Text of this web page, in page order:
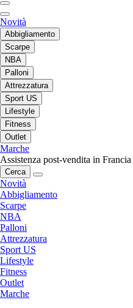
Novità
Abbigliamento
Scarpe
NBA
Palloni
Attrezzatura
Sport US
Lifestyle
Fitness
Outlet
Marche
Assistenza post-vendita in Francia
Cerca
Novità
Abbigliamento
Scarpe
NBA
Palloni
Attrezzatura
Sport US
Lifestyle
Fitness
Outlet
Marche